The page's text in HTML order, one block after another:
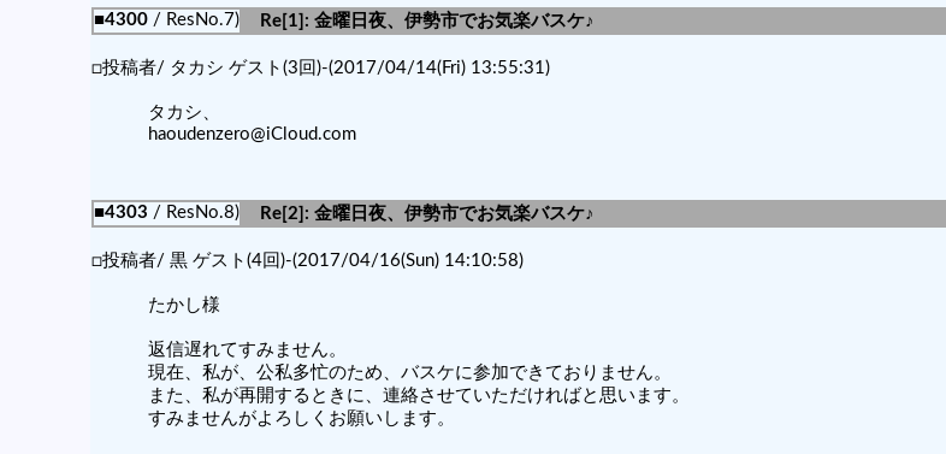
■4300/ ResNo.7)
Re[1]: 金曜日夜、伊勢市でお気楽バスケ♪
□投稿者/ タカシ ゲスト(3回)-(2017/04/14(Fri) 13:55:31)
タカシ、
haoudenzero@iCloud.com
■4303 / ResNo.8)
Re[2]: 金曜日夜、伊勢市でお気楽バスケ♪
□投稿者/ 黒 ゲスト(4回)-(2017/04/16(Sun) 14:10:58)
たかし様
返信遅れてすみません。
現在、私が、公私多忙のため、バスケに参加できておりません。
また、私が再開するときに、連絡させていただければと思います。
すみませんがよろしくお願いします。